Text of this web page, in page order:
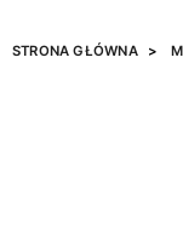
STRONA GŁÓWNA